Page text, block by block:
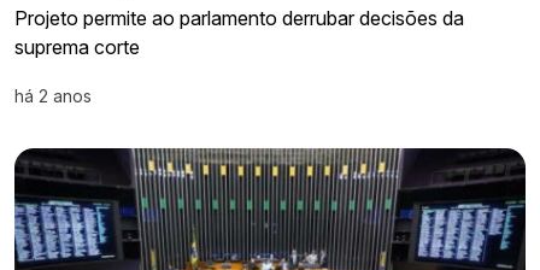
Projeto permite ao parlamento derrubar decisões da
suprema corte
há 2 anos